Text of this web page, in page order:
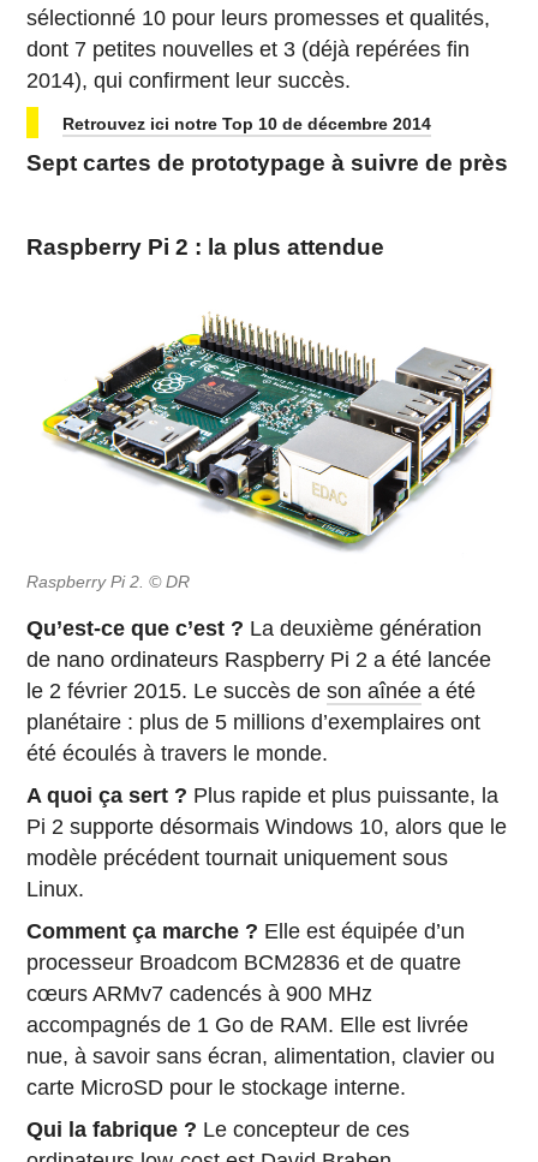
sélectionné 10 pour leurs promesses et qualités,
dont 7 petites nouvelles et 3 (déjà repérées fin
2014), qui confirment leur succès.
Retrouvez ici notre Top 10 de décembre 2014
Sept cartes de prototypage à suivre de près
Raspberry Pi 2 : la plus attendue
Raspberry Pi 2. © DR
Qu’est-ce que c’est ? La deuxième génération
de nano ordinateurs Raspberry Pi 2 a été lancée
le 2 février 2015. Le succès deson aînée a été
planétaire : plus de 5 millions d’exemplaires ont
été écoulés à travers le monde.
A quoi ça sert ? Plus rapide et plus puissante, la
Pi 2 supporte désormais Windows 10, alors que le
modèle précédent tournait uniquement sous
Linux.
Comment ça marche ? Elle est équipée d’un
processeur Broadcom BCM2836 et de quatre
cœurs ARMv7 cadencés à 900 MHz
accompagnés de 1 Go de RAM. Elle est livrée
nue, à savoir sans écran, alimentation, clavier ou
carte MicroSD pour le stockage interne.
Qui la fabrique ? Le concepteur de ces